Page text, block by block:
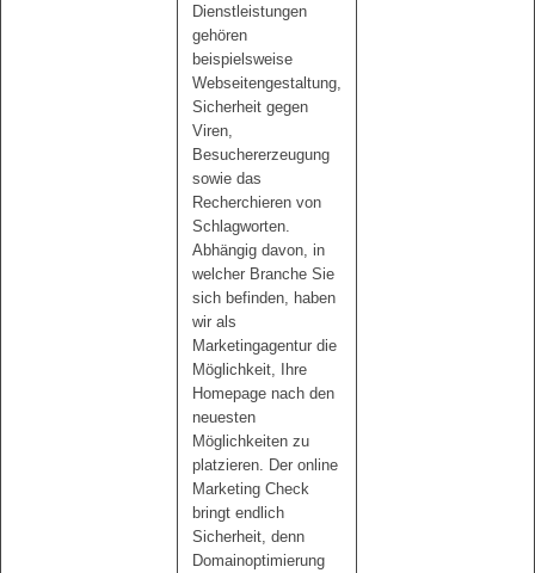
Dienstleistungen
gehören
beispielsweise
Webseitengestaltung,
Sicherheit gegen
Viren,
Besuchererzeugung
sowie das
Recherchieren von
Schlagworten.
Abhängig davon, in
welcher Branche Sie
sich befinden, haben
wir als
Marketingagentur die
Möglichkeit, Ihre
Homepage nach den
neuesten
Möglichkeiten zu
platzieren. Der online
Marketing Check
bringt endlich
Sicherheit, denn
Domainoptimierung